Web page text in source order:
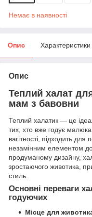
Немає в наявності
Опис Характеристики
Опис
Теплий халат
мам з бавовни
Теплий халатик — це
тих, хто вже годує
вагітності, підходить
незамінним елементом
продуманому дизайну,
зростаючого животика,
стиль.
Основні переваги
годуючих
Місце для